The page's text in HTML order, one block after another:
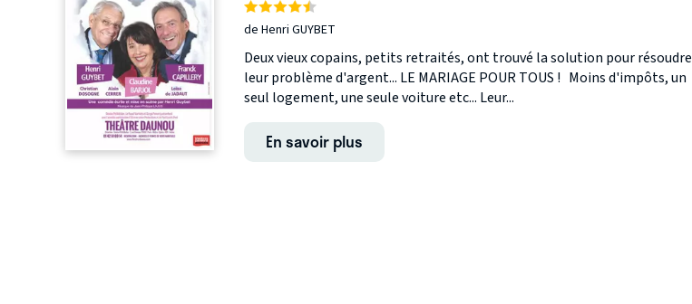
de Henri GUYBET
Deux vieux copains, petits retraités, ont trouvé la solution pour résoudre
leur problème d'argent... LE MARIAGE POUR TOUS ! Moins d'impôts, un
seul logement, une seule voiture etc... Leur...
En savoir plus